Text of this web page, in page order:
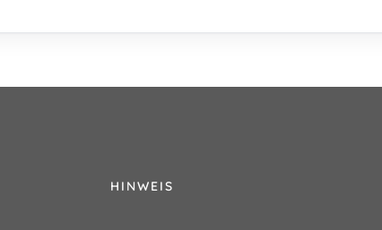
HINWEIS